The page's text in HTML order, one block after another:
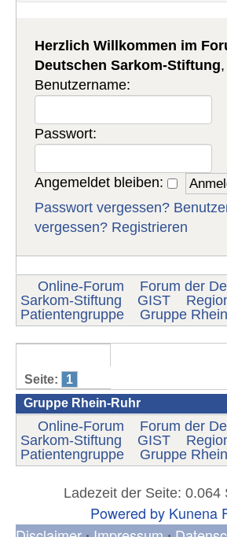
Herzlich Willkommen im
Deutschen Sarkom-Stiftung
Benutzername:
Passwort:
Angemeldet bleiben:
Passwort vergessen?
vergessen? Registrieren
Online-Forum
Forum der
Sarkom-Stiftung
GIST
Patientengruppe
Gruppe
Seite:
1
Gruppe Rhein-Ruhr
Online-Forum
Forum der
Sarkom-Stiftung
GIST
Patientengruppe
Gruppe
Ladezeit der Seite: 0.064
Powered by Kunena